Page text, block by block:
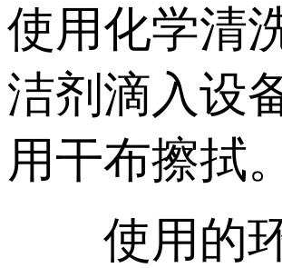
使用化学清
洁剂滴入设
用干布擦拭。
使用的环